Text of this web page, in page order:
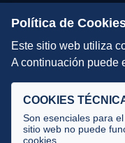
Escuelas de Triatlón
DIRECCIÓN TÉCNICA
Selecciones
Tecnificación
Política de
Este sitio web utiliza
A continuación puede
COOKIES
Son esenciales para
sitio web no puede
cookies.